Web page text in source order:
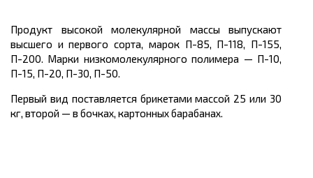
Продукт высокой молекулярной массы выпускают
высшего и первого сорта, марок П-85, П-118, П-155,
П-200. Марки низкомолекулярного полимера — П-10,
П-15, П-20, П-30, П-50.
Первый вид поставляется брикетами массой 25 или 30
кг, второй — в бочках, картонных барабанах.